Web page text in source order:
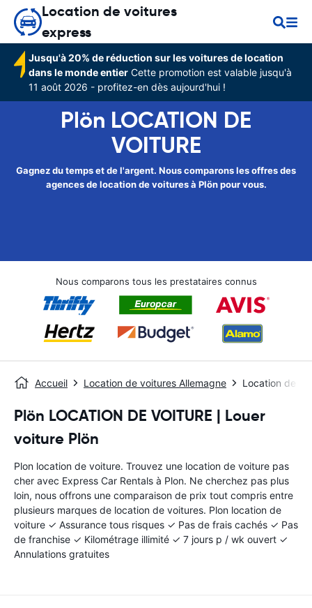
Location de voitures
express
Jusqu'à 20% de réduction sur les voitures de location
dans le monde entier Cette promotion est valable jusqu'à
11 août 2026 - profitez-en dès aujourd'hui !
Plön LOCATION DE
VOITURE
Gagnez du temps et de l'argent. Nous comparons les offres des
agences de location de voitures à Plön pour vous.
Nous comparons tous les prestataires connus
Accueil Location de voitures Allemagne Location de
Plön LOCATION DE VOITURE | Louer
voiture Plön
Plon location de voiture. Trouvez une location de voiture pas
cher avec Express Car Rentals à Plon. Ne cherchez pas plus
loin, nous offrons une comparaison de prix tout compris entre
plusieurs marques de location de voitures. Plon location de
voiture ✓ Assurance tous risques ✓ Pas de frais cachés ✓ Pas
de franchise ✓ Kilométrage illimité ✓ 7 jours p / wk ouvert ✓
Annulations gratuites